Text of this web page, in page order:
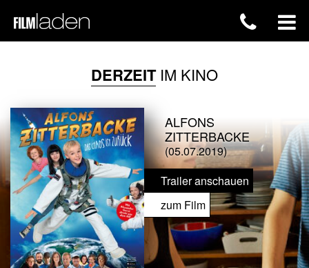
DERZEITIM KINO
ALFONS
ZITTERBACKE
(05.07.2019)
Trailer anschauen
zum Film